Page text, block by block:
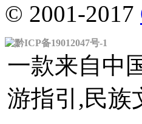
© 2001-2017
黔ICP备19012047号-1
一款来自中
游指引,民族